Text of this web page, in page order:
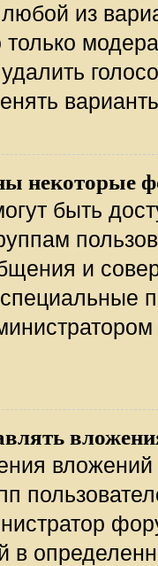
из
только
некоторые
быть
и
в